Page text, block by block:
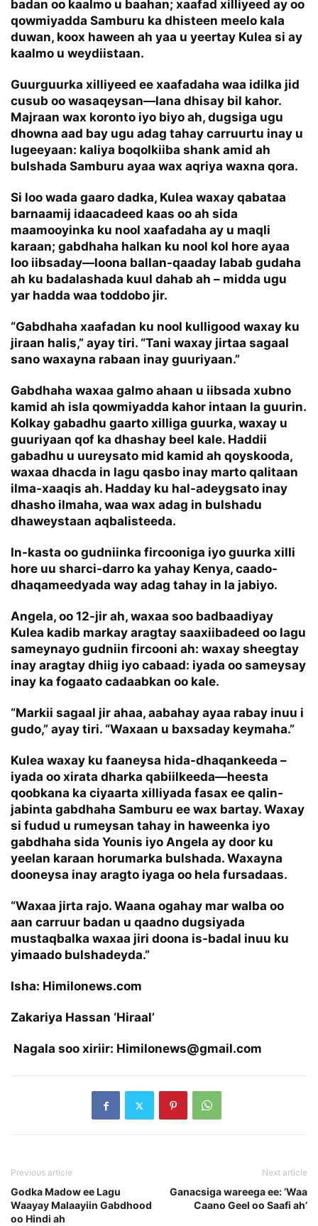
badan oo kaalmo u baahan; xaafad xilliyeed ay oo
qowmiyadda Samburu ka dhisteen meelo kala
duwan, koox haween ah yaa u yeertay Kulea si ay
kaalmo u weydiistaan.
Guurguurka xilliyeed ee xaafadaha waa idilka jid
cusub oo wasaqeysan—lana dhisay bil kahor.
Majraan wax koronto iyo biyo ah, dugsiga ugu
dhowna aad bay ugu adag tahay carruurtu inay u
lugeeyaan: kaliya boqolkiiba shank amid ah
bulshada Samburu ayaa wax aqriya waxna qora.
Si loo wada gaaro dadka, Kulea waxay qabataa
barnaamij idaacadeed kaas oo ah sida
maamooyinka ku nool xaafadaha ay u maqli
karaan; gabdhaha halkan ku nool kol hore ayaa
loo iibsaday—loona ballan-qaaday labab gudaha
ah ku badalashada kuul dahab ah – midda ugu
yar hadda waa toddobo jir.
“Gabdhaha xaafadan ku nool kulligood waxay ku
jiraan halis,” ayay tiri. “Tani waxay jirtaa sagaal
sano waxayna rabaan inay guuriyaan.”
Gabdhaha waxaa galmo ahaan u iibsada xubno
kamid ah isla qowmiyadda kahor intaan la guurin.
Kolkay gabadhu gaarto xilliga guurka, waxay u
guuriyaan qof ka dhashay beel kale. Haddii
gabadhu u uureysato mid kamid ah qoyskooda,
waxaa dhacda in lagu qasbo inay marto qalitaan
ilma-xaaqis ah. Hadday ku hal-adeygsato inay
dhasho ilmaha, waa wax adag in bulshadu
dhaweystaan aqbalisteeda.
In-kasta oo gudniinka fircooniga iyo guurka xilli
hore uu sharci-darro ka yahay Kenya, caado-
dhaqameedyada way adag tahay in la jabiyo.
Angela, oo 12-jir ah, waxaa soo badbaadiyay
Kulea kadib markay aragtay saaxiibadeed oo lagu
sameynayo gudniin fircooni ah: waxay sheegtay
inay aragtay dhiig iyo cabaad: iyada oo sameysay
inay ka fogaato cadaabkan oo kale.
“Markii sagaal jir ahaa, aabahay ayaa rabay inuu i
gudo,” ayay tiri. “Waxaan u baxsaday keymaha.”
Kulea waxay ku faaneysa hida-dhaqankeeda –
iyada oo xirata dharka qabiilkeeda—heesta
qoobkana ka ciyaarta xilliyada fasax ee qalin-
jabinta gabdhaha Samburu ee wax bartay. Waxay
si fudud u rumeysan tahay in haweenka iyo
gabdhaha sida Younis iyo Angela ay door ku
yeelan karaan horumarka bulshada. Waxayna
dooneysa inay aragto iyaga oo hela fursadaas.
“Waxaa jirta rajo. Waana ogahay mar walba oo
aan carruur badan u qaadno dugsiyada
mustaqbalka waxaa jiri doona is-badal inuu ku
yimaado bulshadeyda.”
Isha: Himilonews.com
Zakariya Hassan ‘Hiraal’
Nagala soo xiriir: Himilonews@gmail.com
Previous article
Godka Madow ee Lagu
Waayay Malaayiin Gabdhood
oo Hindi ah
Next article
Ganacsiga wareega ee: ‘Waa
Caano Geel oo Saafi ah’